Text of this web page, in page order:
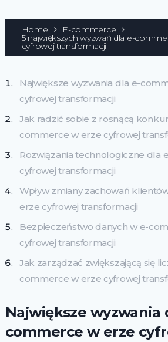
Home E-commerce
5 największych wyzwań dla e-
cyfrowej transformacji
Największe wyzwania dla e-
cyfrowej transformacji
Jak radzić sobie z rosnącą
commerce w erze cyfrowej
Rozwiązania technologiczne dla
cyfrowej transformacji
Wpływ zmiany zachowań
erze cyfrowej transformacji
Bezpieczeństwo danych w e-
cyfrowej transformacji
Jak zarządzać zwiększającą się
commerce w erze cyfrowej
Największe wyzwania
commerce w erze